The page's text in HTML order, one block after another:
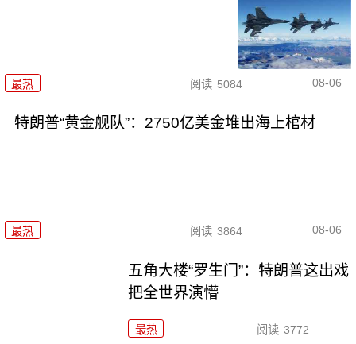
最热 阅读 5084 08-06
特朗普“黄金舰队”：2750亿美金堆出海上棺材
最热 阅读 3864 08-06
五角大楼“罗生门”：特朗普这出戏
把全世界演懵
最热 阅读 3772